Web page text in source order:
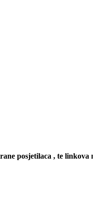
posjetilaca , te linkova